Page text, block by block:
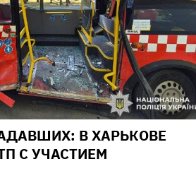
В ХАРЬКОВЕ
С УЧАСТИЕМ